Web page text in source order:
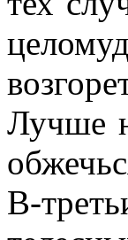
Лучше
В-